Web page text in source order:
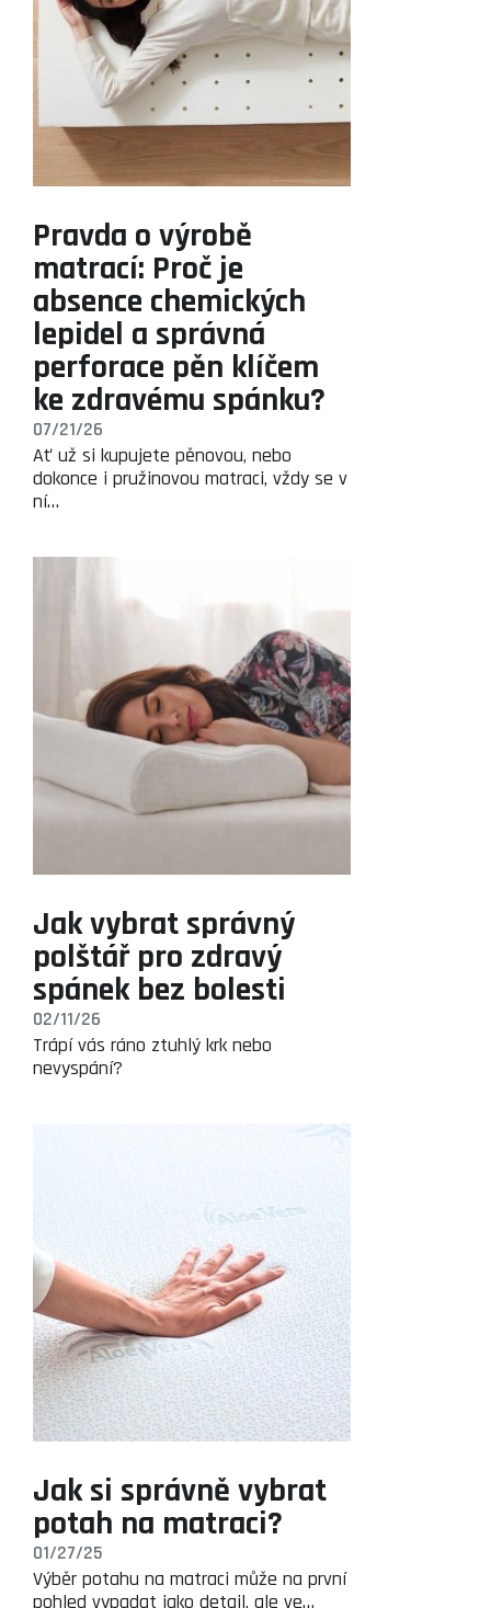
Pravda o výrobě
matrací: Proč je
absence chemických
lepidel a správná
perforace pěn klíčem
ke zdravému spánku?
07/21/26
Ať už si kupujete pěnovou, nebo
dokonce i pružinovou matraci, vždy se v
ní…
Jak vybrat správný
polštář pro zdravý
spánek bez bolesti
02/11/26
Trápí vás ráno ztuhlý krk nebo
nevyspání?
Jak si správně vybrat
potah na matraci?
01/27/25
Výběr potahu na matraci může na první
pohled vypadat jako detail, ale ve…